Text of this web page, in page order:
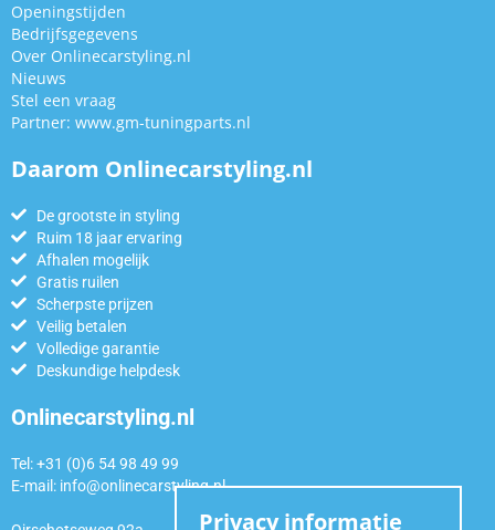
Openingstijden
Bedrijfsgegevens
Over Onlinecarstyling.nl
Nieuws
Stel een vraag
Partner: www.gm-tuningparts.nl
Daarom Onlinecarstyling.nl
De grootste in styling
Ruim 18 jaar ervaring
Afhalen mogelijk
Gratis ruilen
Scherpste prijzen
Veilig betalen
Volledige garantie
Deskundige helpdesk
Onlinecarstyling.nl
Tel: +31 (0)6 54 98 49 99
E-mail: info@onlinecarstyling.nl
Privacy informatie